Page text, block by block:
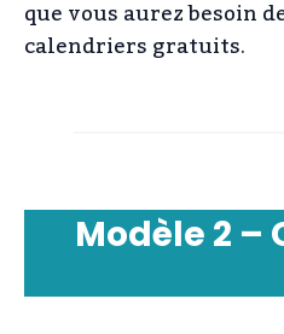
que vous aurez besoin
calendriers gratuits.
Modèle 2 –